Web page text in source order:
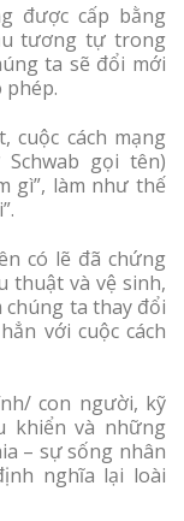
được cấp bằng
tương tự trong
ta sẽ đổi mới
phép.
cuộc cách mạng
gọi tên)
gì”, làm như thế
có lẽ đã chứng
thuật và vệ sinh,
ta thay đổi
với cuộc cách
con người, kỹ
khiển và những
– sự sống nhân
nghĩa lại loài